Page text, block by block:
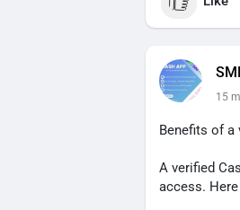
15 m
Benefits of a
A verified
access.